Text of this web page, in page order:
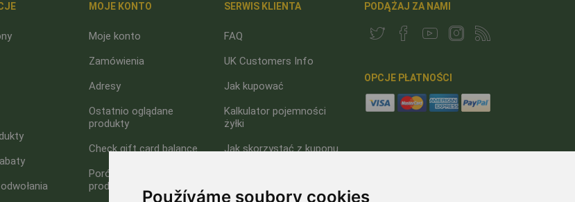
Používáme soubory cookies
MOJE KONTO
Moje konto
Zamówienia
Adresy
Ostatnio oglądane
produkty
Check gift card balance
Porównanie listy
produktów
SERWIS KLIENTA
FAQ
UK Customers Info
Jak kupować
Kalkulator pojemności
żyłki
Jak skorzystać z kuponu
PODĄŻAJ ZA NAMI
OPCJE PŁATNOŚCI